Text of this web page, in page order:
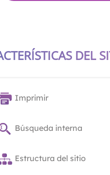
DEL
Imprimir
Búsqueda interna
Estructura del sitio